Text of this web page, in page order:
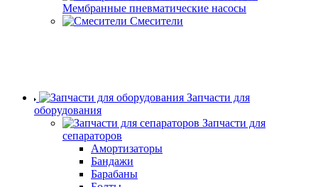
Мембранные пневматические насосы
Смесители
Запчасти для
оборудования
Запчасти для
сепараторов
Амортизаторы
Бандажи
Барабаны